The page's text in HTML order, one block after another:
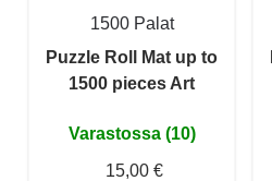
1500 Palat
Puzzle Roll Mat up to
1500 pieces Art
Varastossa (10)
15,00 €